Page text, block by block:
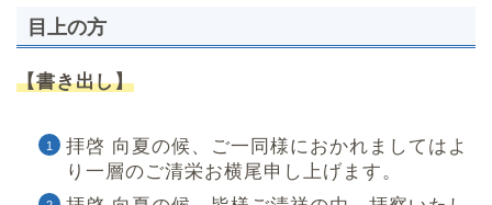
目上の方
【書き出し】
拝啓 向夏の候、ご一同様におかれましてはよ
り一層のご清栄お横尾申し上げます。